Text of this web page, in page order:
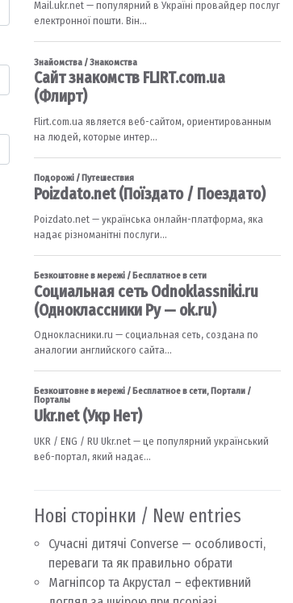
Нові сторінки / New entries
Сучасні дитячі Converse — особливості,
переваги та як правильно обрати
Магніпсор та Акрустал – ефективний